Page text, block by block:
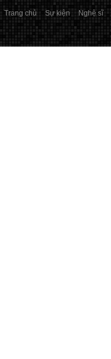
Trang chủ Sự kiện Nghệ sĩ